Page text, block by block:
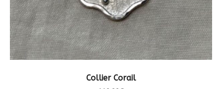
AJOUTER AU PANIER
Collier Corail